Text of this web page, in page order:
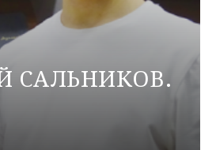
САЛЬНИКОВ.